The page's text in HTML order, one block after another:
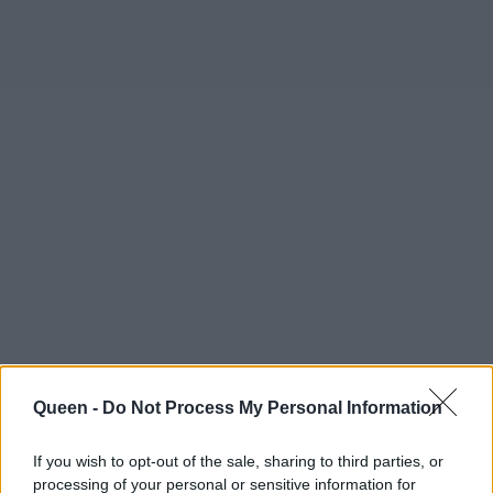
Queen - Do Not Process My Personal Information
If you wish to opt-out of the sale, sharing to third parties, or
processing of your personal or sensitive information for
Ο Wynn Thomas τιμήθηκε ως ο άνθρωπος που
έχει σχεδιάσει κινηματογραφικούς κόσμους